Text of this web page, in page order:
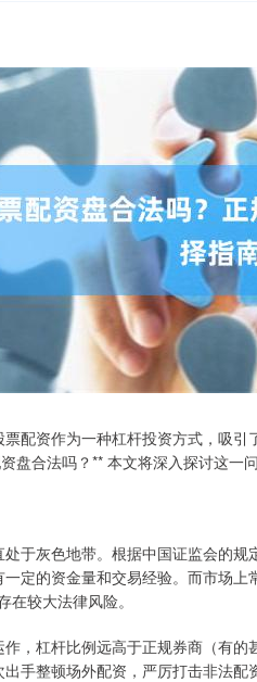
配资作为一种杠杆投资方式，吸
盘合法吗？** 本文将深入探讨这一
于灰色地带。根据中国证监会的
定的资金量和交易经验。而市场
在较大法律风险。
，杠杆比例远高于正规券商（有
手整顿场外配资，严厉打击非法配